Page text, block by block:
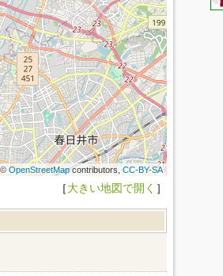
OpenStreetMapcontributors,CC-BY-SA
［大きい地図で開く ］